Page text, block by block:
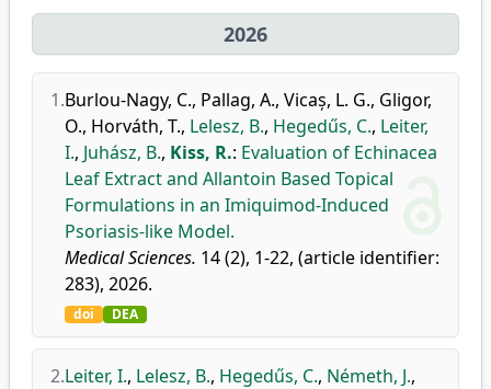
2026
1.Burlou-Nagy, C., Pallag, A., Vicaș, L. G., Gligor,
O., Horváth, T., Lelesz, B., Hegedűs, C., Leiter,
I., Juhász, B., Kiss, R.: Evaluation of Echinacea
Leaf Extract and Allantoin Based Topical
Formulations in an Imiquimod-Induced
Psoriasis-like Model.
Medical Sciences. 14 (2), 1-22, (article identifier:
283), 2026.
doi DEA
2.Leiter, I., Lelesz, B., Hegedűs, C., Németh, J.,